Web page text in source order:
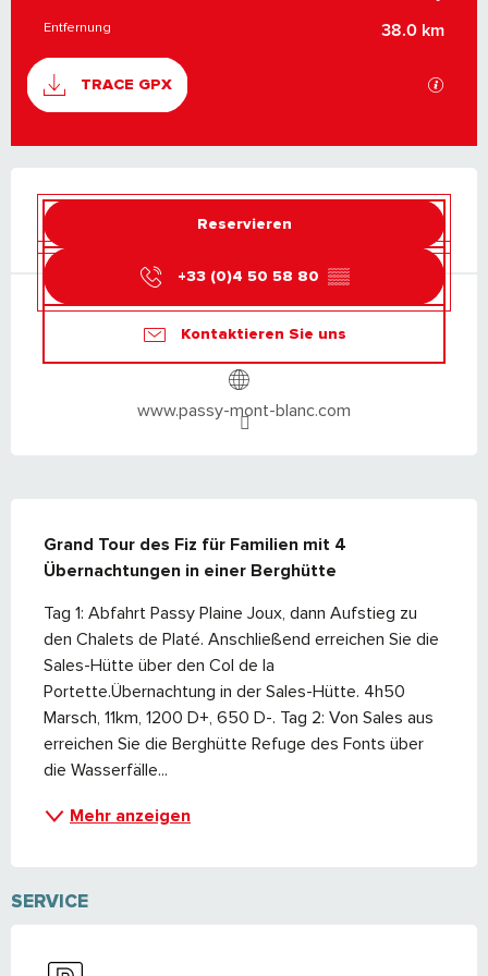
Entfernung 38.0 km
DOKUMENTATION
TRACE GPX Mit
Reservieren
+33 (0)4 50 58 80 ▒▒
Kontaktieren Sie uns
www.passy-mont-blanc.com
Grand Tour des Fiz für Familien mit 4
Übernachtungen in einer Berghütte
Tag 1: Abfahrt Passy Plaine Joux, dann Aufstieg zu
den Chalets de Platé. Anschließend erreichen Sie die
Sales-Hütte über den Col de la
Portette.Übernachtung in der Sales-Hütte. 4h50
Marsch, 11km, 1200 D+, 650 D-. Tag 2: Von Sales aus
erreichen Sie die Berghütte Refuge des Fonts über
die Wasserfälle...
Mehr anzeigen
SERVICE